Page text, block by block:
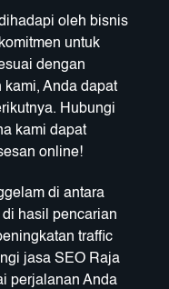
oleh bisnis
untuk
dengan
kami, Anda dapat
Hubungi
kami dapat
online!
di antara
hasil pencarian
traffic
jasa SEO Raja
perjalanan Anda